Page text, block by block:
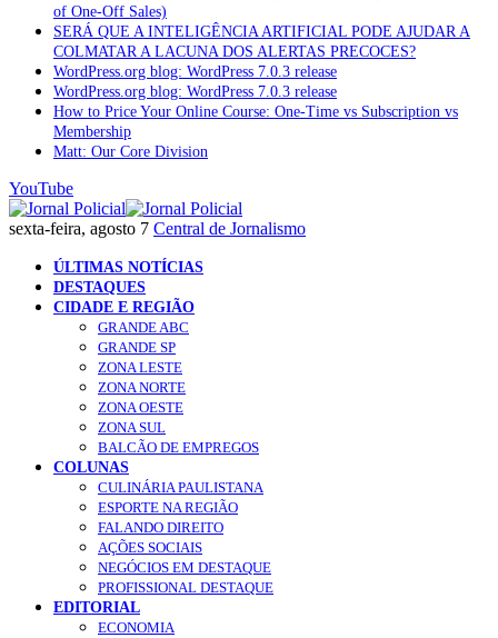
of One-Off Sales)
SERÁ QUE A INTELIGÊNCIA ARTIFICIAL PODE AJUDAR A
COLMATAR A LACUNA DOS ALERTAS PRECOCES?
WordPress.org blog: WordPress 7.0.3 release
WordPress.org blog: WordPress 7.0.3 release
How to Price Your Online Course: One-Time vs Subscription vs
Membership
Matt: Our Core Division
YouTube
sexta-feira, agosto 7 Central de Jornalismo
ÚLTIMAS NOTÍCIAS
DESTAQUES
CIDADE E REGIÃO
GRANDE ABC
GRANDE SP
ZONA LESTE
ZONA NORTE
ZONA OESTE
ZONA SUL
BALCÃO DE EMPREGOS
COLUNAS
CULINÁRIA PAULISTANA
ESPORTE NA REGIÃO
FALANDO DIREITO
AÇÕES SOCIAIS
NEGÓCIOS EM DESTAQUE
PROFISSIONAL DESTAQUE
EDITORIAL
ECONOMIA